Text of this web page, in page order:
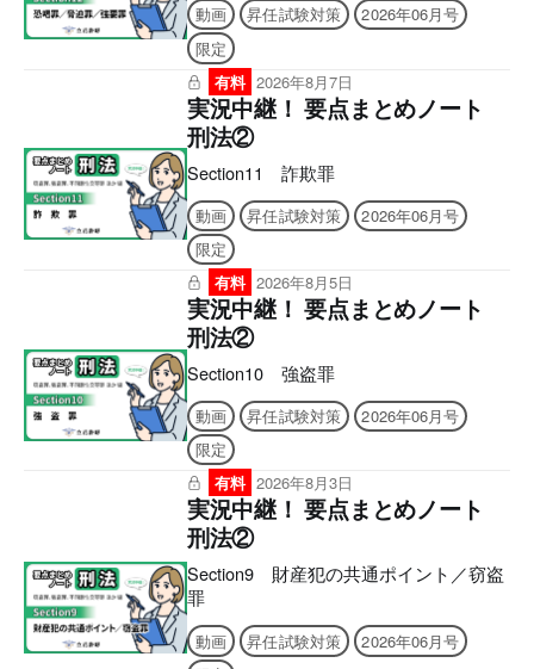
動画 昇任試験対策
2026年06月号
限定
有料 2026年8月7日
実況中継！ 要点まとめノート
刑法②
Section11 詐欺罪
動画 昇任試験対策
2026年06月号
限定
有料 2026年8月5日
実況中継！ 要点まとめノート
刑法②
Section10 強盗罪
動画 昇任試験対策
2026年06月号
限定
有料 2026年8月3日
実況中継！ 要点まとめノート
刑法②
Section9 財産犯の共通ポイント／窃盗
罪
動画 昇任試験対策
2026年06月号